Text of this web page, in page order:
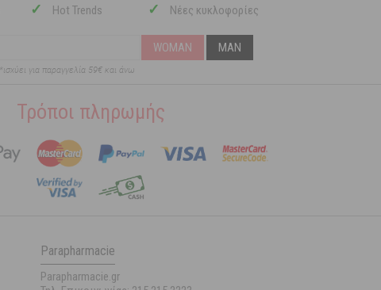
✓ Hot Trends ✓ Νέες κυκλοφορίες
WOMAN MAN
*ισχύει για παραγγελία 59€ και άνω
Τρόποι πληρωμής
Parapharmacie
Parapharmacie.gr